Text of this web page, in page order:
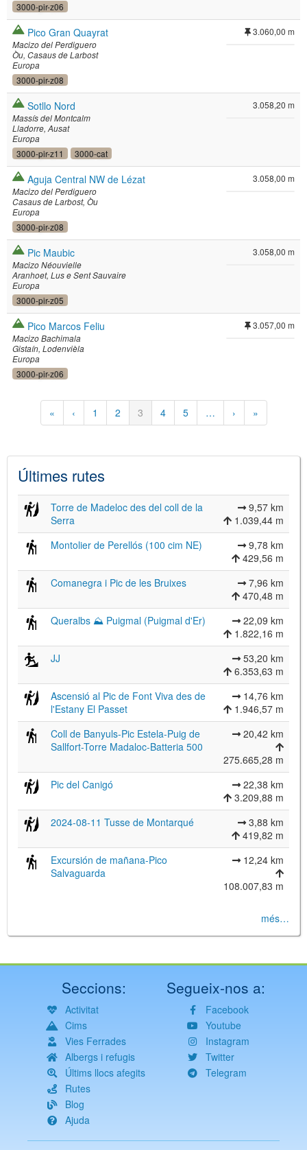
3000-pir-z06
Pico Gran Quayrat
Macizo del Perdiguero
Òu Casaus de Larbost
Europa
3000-pir-z08
3.060,00 m
Sotllo Nord
Massís del Montcalm
Lladorre Ausat
Europa
3000-pir-z11 3000-cat
3.058,20 m
Aguja Central NW de Lézat
Macizo del Perdiguero
Casaus de Larbost Òu
Europa
3000-pir-z08
3.058,00 m
Pic Maubic
Macizo Néouvielle
Aranhoet Lus e Sent Sauvaire
Europa
3000-pir-z05
3.058,00 m
Pico Marcos Feliu
Macizo Bachimala
Gistaín Lodenvièla
Europa
3000-pir-z06
3.057,00 m
Paginació
Primera
pàgina
«
Pàgina
anterior
‹ Pàgina
1 Pàgina
2
Pàgina
actual
3 Pàgina
4 Pàgina
5 …
Pàgina
següent
›
Última
pàgina
»
Últimes rutes
Torre de Madeloc des del coll de la
Serra
9,57 km
1.039,44 m
Montolier de Perellós (100 cim NE)
9,78 km
429,56 m
Comanegra i Pic de les Bruixes
7,96 km
470,48 m
Queralbs ⛰ Puigmal (Puigmal d'Er)
22,09 km
1.822,16 m
JJ
53,20 km
6.353,63 m
Ascensió al Pic de Font Viva des de
l'Estany El Passet
14,76 km
1.946,57 m
Coll de Banyuls-Pic Estela-Puig de
Sallfort-Torre Madaloc-Batteria 500
20,42 km
275.665,28 m
Pic del Canigó
22,38 km
3.209,88 m
2024-08-11 Tusse de Montarqué
3,88 km
419,82 m
Excursión de mañana-Pico
Salvaguarda
12,24 km
108.007,83 m
més…
Seccions:
Activitat
Cims
Vies Ferrades
Albergs i refugis
Últims llocs afegits
Rutes
Blog
Ajuda
Segueix-nos a:
Facebook
Youtube
Instagram
Twitter
Telegram